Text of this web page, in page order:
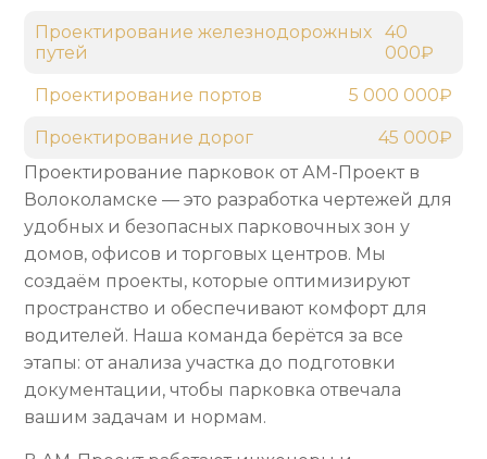
Проектирование парковок от АМ-Проект в
Волоколамске — это разработка чертежей для
удобных и безопасных парковочных зон у
домов, офисов и торговых центров. Мы
создаём проекты, которые оптимизируют
пространство и обеспечивают комфорт для
водителей. Наша команда берётся за все
этапы: от анализа участка до подготовки
документации, чтобы парковка отвечала
вашим задачам и нормам.
Проектирование железнодорожных
путей
40
000₽
Проектирование портов 5 000 000₽
Проектирование дорог 45 000₽